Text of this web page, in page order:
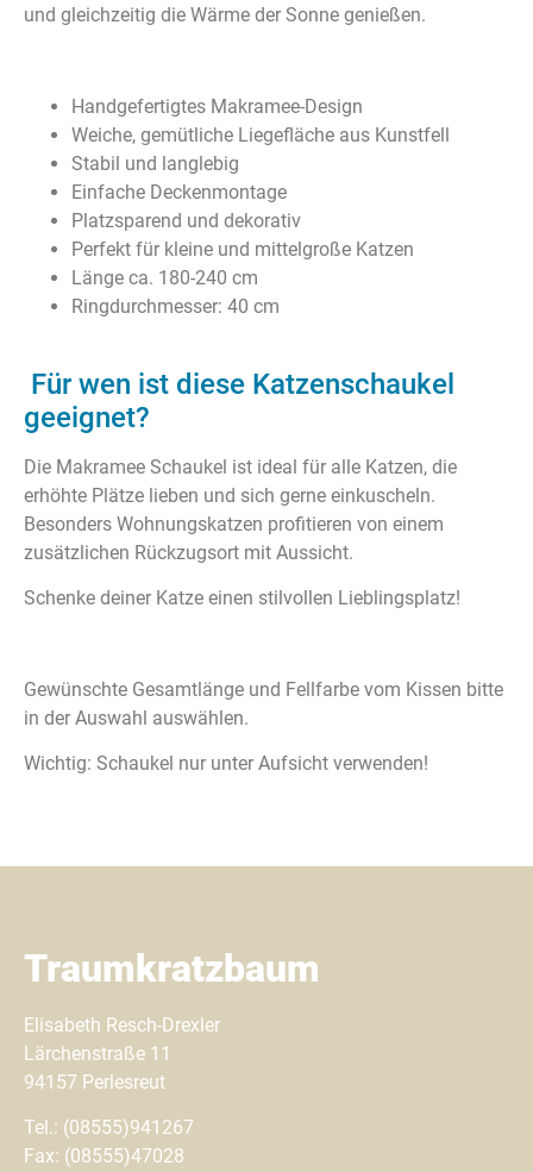
und gleichzeitig die Wärme der Sonne genießen.
Handgefertigtes Makramee-Design
Weiche, gemütliche Liegefläche aus Kunstfell
Stabil und langlebig
Einfache Deckenmontage
Platzsparend und dekorativ
Perfekt für kleine und mittelgroße Katzen
Länge ca. 180-240 cm
Ringdurchmesser: 40 cm
Für wen ist diese Katzenschaukel
geeignet?
Die Makramee Schaukel ist ideal für alle Katzen, die
erhöhte Plätze lieben und sich gerne einkuscheln.
Besonders Wohnungskatzen profitieren von einem
zusätzlichen Rückzugsort mit Aussicht.
Schenke deiner Katze einen stilvollen Lieblingsplatz!
Gewünschte Gesamtlänge und Fellfarbe vom Kissen bitte
in der Auswahl auswählen.
Wichtig: Schaukel nur unter Aufsicht verwenden!
Traumkratzbaum
Elisabeth Resch-Drexler
Lärchenstraße 11
94157 Perlesreut
Tel.: (08555)941267
Fax: (08555)47028